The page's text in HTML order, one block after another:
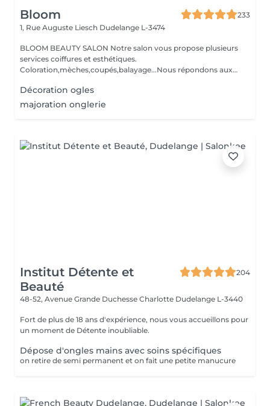
Bloom
233
1, Rue Auguste Liesch Dudelange L-3474
BLOOM BEAUTY SALON Notre salon vous propose plusieurs
services coiffures et esthétiques.
Coloration,mèches,coupés,balayage...Nous répondons aux
Décoration ogles
majoration onglerie
Institut Détente et
Beauté
204
48-52, Avenue Grande Duchesse Charlotte Dudelange L-3440
Fort de plus de 18 ans d'expérience, nous vous accueillons pour
un moment de Détente inoubliable.
Dépose d'ongles mains avec soins spécifiques
on retire de semi permanent et on fait une petite manucure